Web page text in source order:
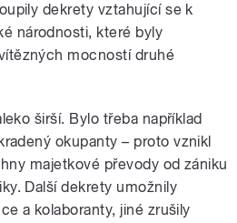
dekrety vztahující se k
národnosti, které byly
mocností druhé
širší. Bylo třeba například
okupanty – proto vznikl
majetkové převody od zániku
Další dekrety umožnily
a kolaboranty, jiné zrušily